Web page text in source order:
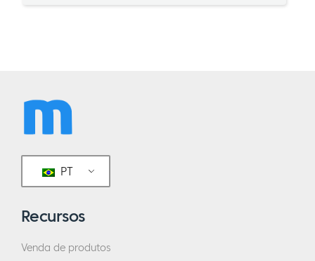
PT
Recursos
Venda de produtos